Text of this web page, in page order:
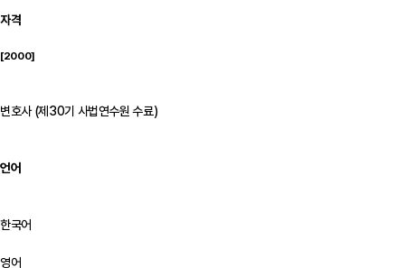
자격
[2000]
변호사 (제30기 사법연수원 수료)
언어
한국어
영어